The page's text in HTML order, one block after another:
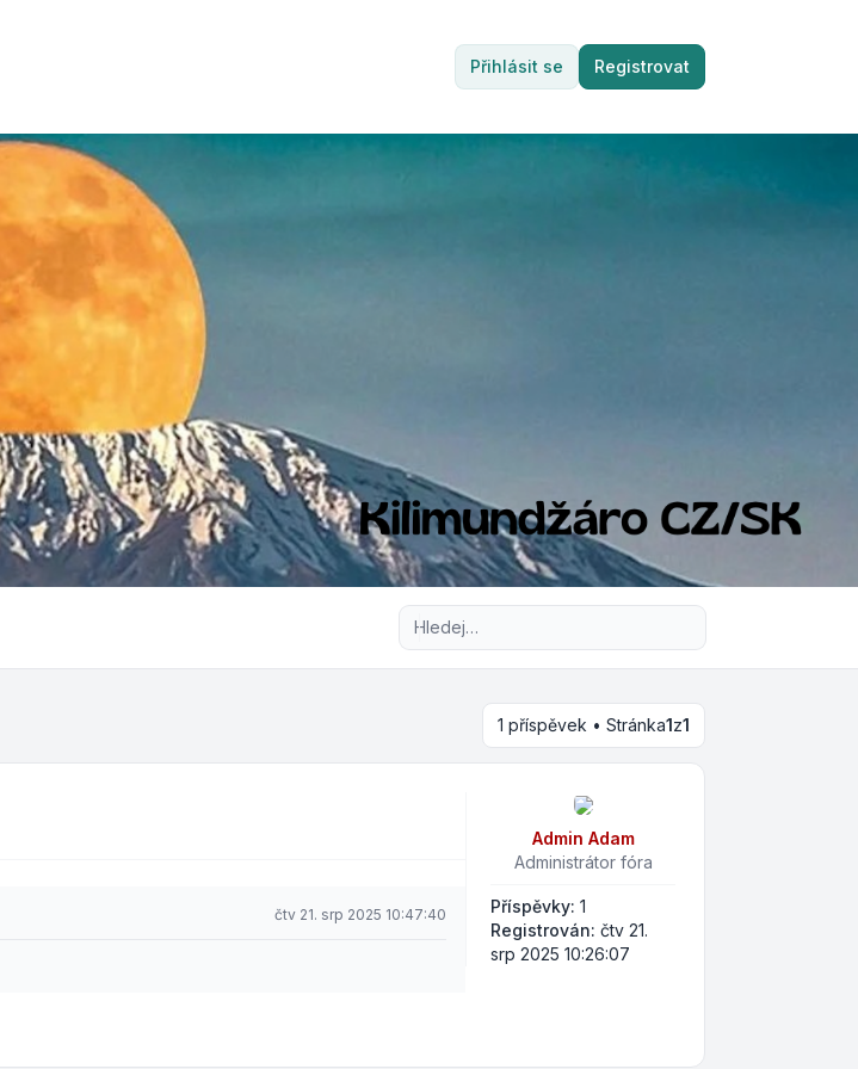
Přihlásit se Registrovat
Pokročilé hledání
1 příspěvek • Stránka1z1
Admin Adam
Administrátor fóra
Příspěvky: 1
Registrován: čtv 21.
srp 2025 10:26:07
čtv 21. srp 2025 10:47:40